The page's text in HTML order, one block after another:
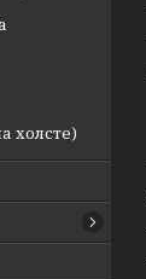
холсте)